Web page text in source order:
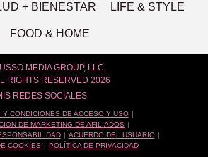
+ BIENESTAR LIFE & STYLE
FOOD & HOME
MEDIA GROUP, LLC.
RIGHTS RESERVED 2026
REDES SOCIALES
Y CONDICIONES DE ACCESO Y USO
DE MARKETING DE AFILIADOS
ACUERDO DEL USUARIO
COOKIES
POLÍTICA DE PRIVACIDAD